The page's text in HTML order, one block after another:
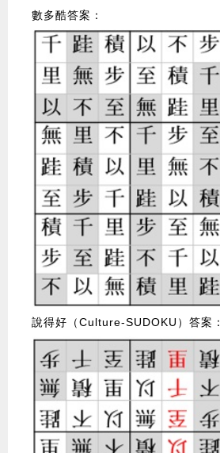
數多酷答案：
說得好（Culture-SUDOKU）答案：